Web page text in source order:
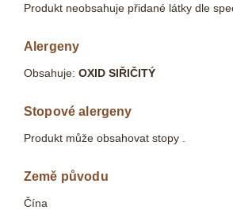
Produkt neobsahuje přidané látky dle
Alergeny
Obsahuje: OXID SIŘIČITÝ
Stopové alergeny
Produkt může obsahovat stopy .
Země původu
Čína